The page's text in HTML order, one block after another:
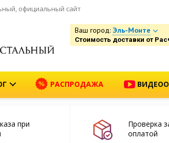
официальный сайт
Ваш город: Эль-Монте
Стоимость доставки от
РАСПРОДАЖА
при
Проверка
оплатой